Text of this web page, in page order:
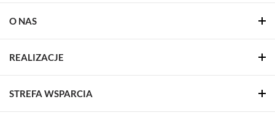
O NAS
REALIZACJE
STREFA WSPARCIA